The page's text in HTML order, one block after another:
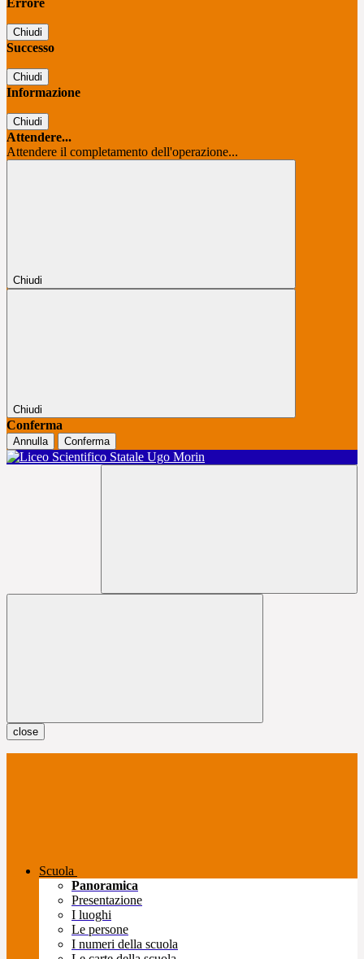
Errore
Chiudi
Successo
Chiudi
Informazione
Chiudi
Attendere...
Attendere il completamento dell'operazione...
Chiudi
Chiudi
Conferma
Annulla Conferma
close
Scuola
Panoramica
Presentazione
I luoghi
Le persone
I numeri della scuola